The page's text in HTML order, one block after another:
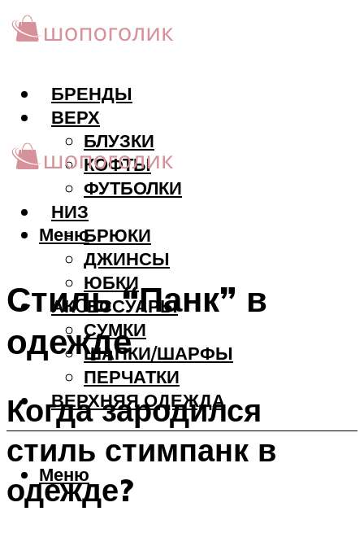
БРЕНДЫ
ВЕРХ
БЛУЗКИ
КОФТЫ
ФУТБОЛКИ
НИЗ
БРЮКИ
ДЖИНСЫ
ЮБКИ
АКCЕССУАРЫ
СУМКИ
ШАПКИ/ШАРФЫ
ПЕРЧАТКИ
ВЕРХНЯЯ ОДЕЖДА
Меню
Меню
Стиль “Панк” в
одежде
Когда зародился
стиль стимпанк в
одежде?